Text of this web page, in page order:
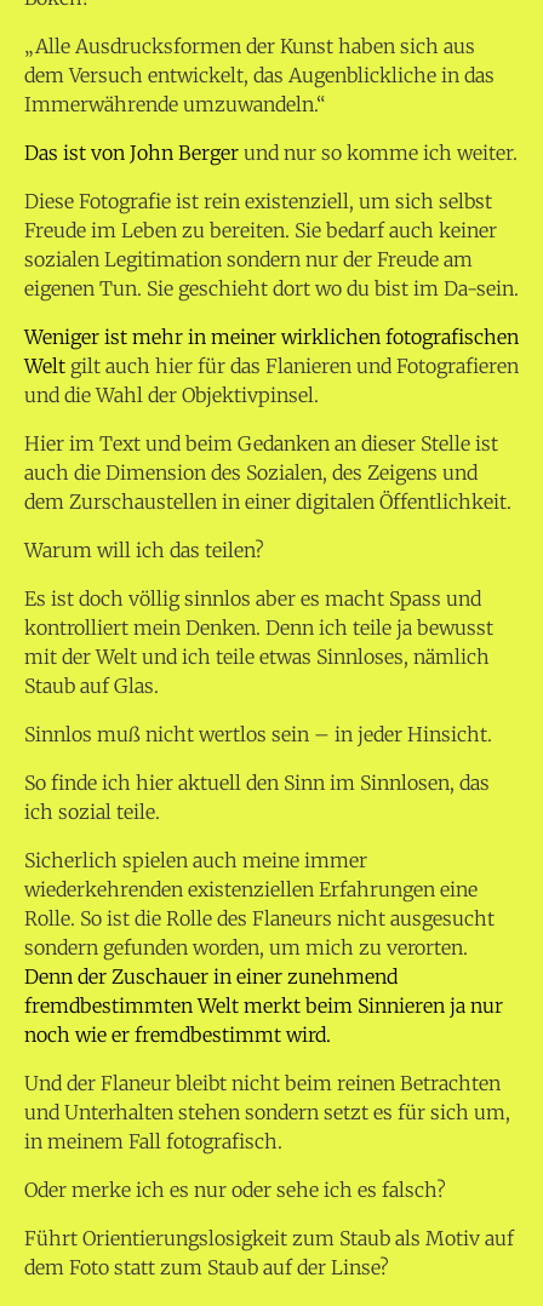
„Alle Ausdrucksformen der Kunst haben sich aus
dem Versuch entwickelt, das Augenblickliche in das
Immerwährende umzuwandeln.“
Das ist von John Berger und nur so komme ich weiter.
Diese Fotografie ist rein existenziell, um sich selbst
Freude im Leben zu bereiten. Sie bedarf auch keiner
sozialen Legitimation sondern nur der Freude am
eigenen Tun. Sie geschieht dort wo du bist im Da-sein.
Weniger ist mehr in meiner wirklichen fotografischen
Welt gilt auch hier für das Flanieren und Fotografieren
und die Wahl der Objektivpinsel.
Hier im Text und beim Gedanken an dieser Stelle ist
auch die Dimension des Sozialen, des Zeigens und
dem Zurschaustellen in einer digitalen Öffentlichkeit.
Warum will ich das teilen?
Es ist doch völlig sinnlos aber es macht Spass und
kontrolliert mein Denken. Denn ich teile ja bewusst
mit der Welt und ich teile etwas Sinnloses, nämlich
Staub auf Glas.
Sinnlos muß nicht wertlos sein – in jeder Hinsicht.
So finde ich hier aktuell den Sinn im Sinnlosen, das
ich sozial teile.
Sicherlich spielen auch meine immer
wiederkehrenden existenziellen Erfahrungen eine
Rolle. So ist die Rolle des Flaneurs nicht ausgesucht
sondern gefunden worden, um mich zu verorten.
Denn der Zuschauer in einer zunehmend
fremdbestimmten Welt merkt beim Sinnieren ja nur
noch wie er fremdbestimmt wird.
Und der Flaneur bleibt nicht beim reinen Betrachten
und Unterhalten stehen sondern setzt es für sich um,
in meinem Fall fotografisch.
Oder merke ich es nur oder sehe ich es falsch?
Führt Orientierungslosigkeit zum Staub als Motiv auf
dem Foto statt zum Staub auf der Linse?